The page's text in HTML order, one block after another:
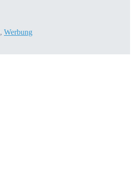
, Werbung